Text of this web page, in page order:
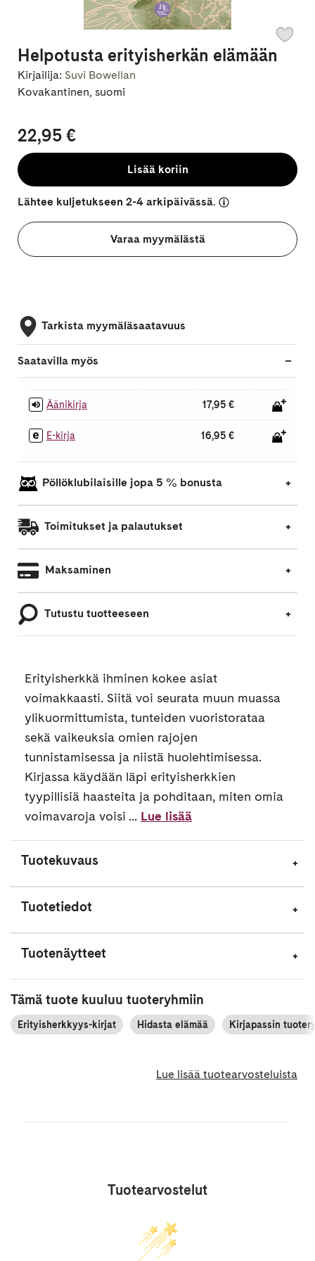
Helpotusta erityisherkän elämään
Kirjailija: Suvi Bowellan
Kovakantinen, suomi
22,95 €
Lisää koriin
Lähtee kuljetukseen 2-4 arkipäivässä.
Varaa myymälästä
Tarkista myymäläsaatavuus
Saatavilla myös
Äänikirja 17,95 €
E-kirja 16,95 €
Pöllöklubilaisille jopa 5 % bonusta
Toimitukset ja palautukset
Maksaminen
Tutustu tuotteeseen
Erityisherkkä ihminen kokee asiat
voimakkaasti. Siitä voi seurata muun muassa
ylikuormittumista, tunteiden vuoristorataa
sekä vaikeuksia omien rajojen
tunnistamisessa ja niistä huolehtimisessa.
Kirjassa käydään läpi erityisherkkien
tyypillisiä haasteita ja pohditaan, miten omia
voimavaroja voisi ... Lue lisää
Tuotekuvaus
Tuotetiedot
Tuotenäytteet
Tämä tuote kuuluu tuoteryhmiin
Erityisherkkyys-kirjat Hidasta elämää Kirjapassin
Lue lisää tuotearvosteluista
Tuotearvostelut